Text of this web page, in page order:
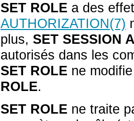
SET ROLE a des
AUTHORIZATION(7)
plus, SET SESSION
autorisés dans les
SET ROLE ne
ROLE.
SET ROLE ne traite